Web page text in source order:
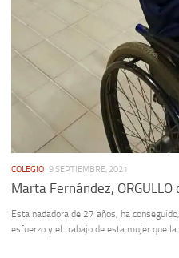
COLEGIO 9 SEPTIEMBRE, 2021
Marta Fernández,
Esta nadadora de 27 años, ha
esfuerzo y el trabajo de esta mujer que la